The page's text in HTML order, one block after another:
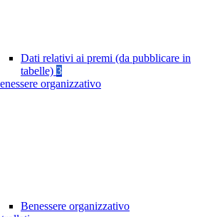
Dati relativi ai premi (da pubblicare in
tabelle) 3
organizzativo
Benessere organizzativo